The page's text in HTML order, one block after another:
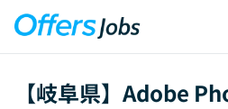
【岐阜県】 Adobe